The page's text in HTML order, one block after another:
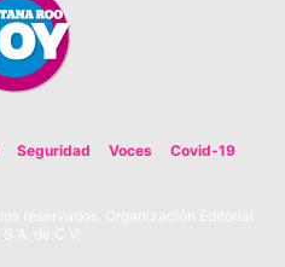
Seguridad Voces Covid-19